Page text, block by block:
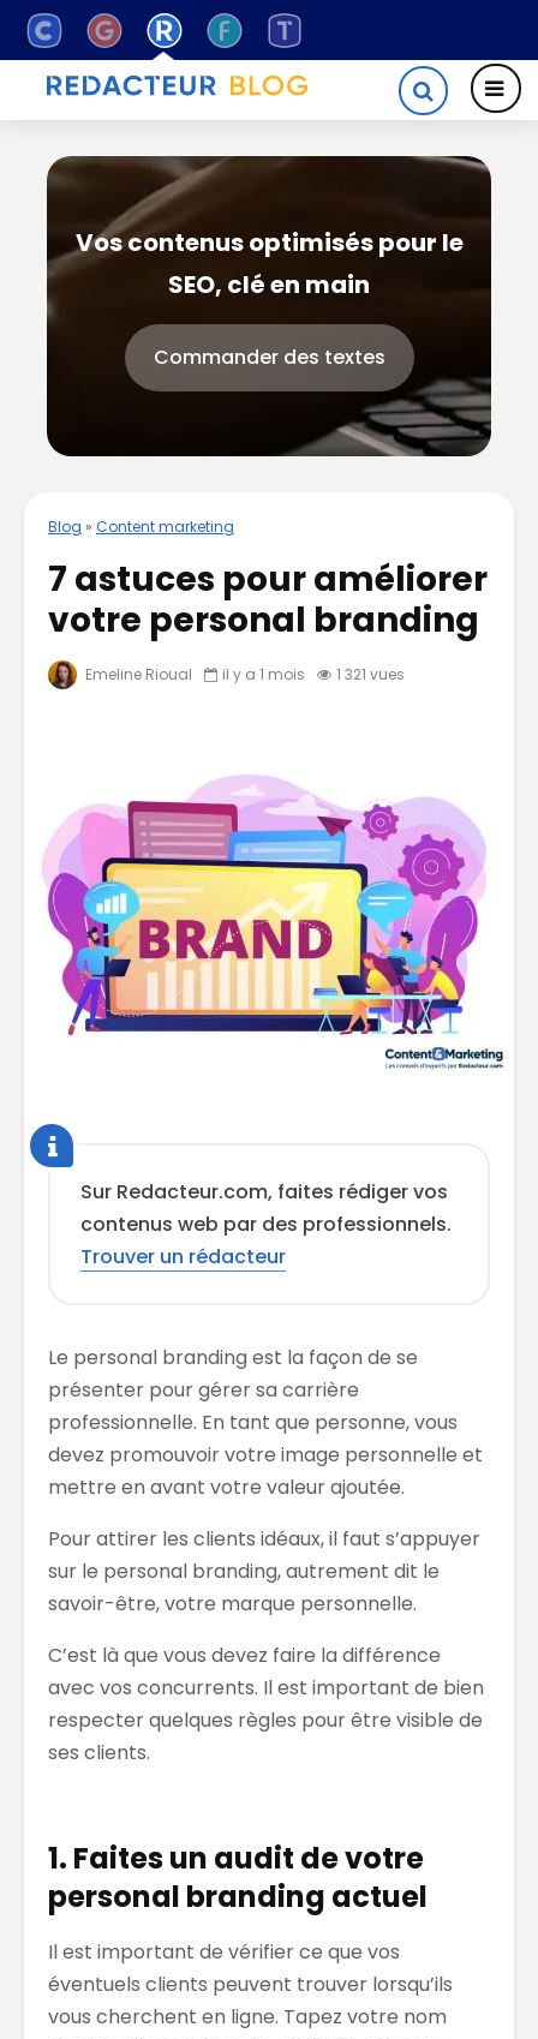
Vos contenus optimisés pour le
SEO, clé en main
Commander des textes
Blog » Content marketing
7 astuces pour améliorer
votre personal branding
Emeline Rioual il y a 1 mois 1 321 vues
Sur Redacteur.com, faites rédiger vos
contenus web par des professionnels.
Trouver un rédacteur
Le personal branding est la façon de se
présenter pour gérer sa carrière
professionnelle. En tant que personne, vous
devez promouvoir votre image personnelle et
mettre en avant votre valeur ajoutée.
Pour attirer les clients idéaux, il faut s’appuyer
sur le personal branding, autrement dit le
savoir-être, votre marque personnelle.
C’est là que vous devez faire la différence
avec vos concurrents. Il est important de bien
respecter quelques règles pour être visible de
ses clients.
1. Faites un audit de votre
personal branding actuel
Il est important de vérifier ce que vos
éventuels clients peuvent trouver lorsqu’ils
vous cherchent en ligne. Tapez votre nom